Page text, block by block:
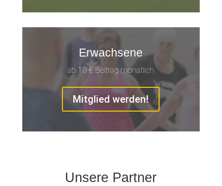
Erwachsene
ab 10 € Beitrag monatlich
Mitglied werden!
Unsere Partner